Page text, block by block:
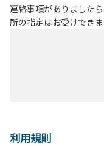
連絡事項がありました
所の指定はお受けできま
利用規則